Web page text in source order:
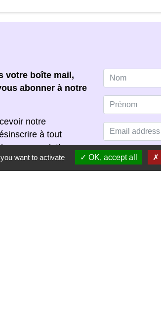
votre boîte mail,
abonner à notre
notre
à tout
newsletter
want to activate OK, accept all